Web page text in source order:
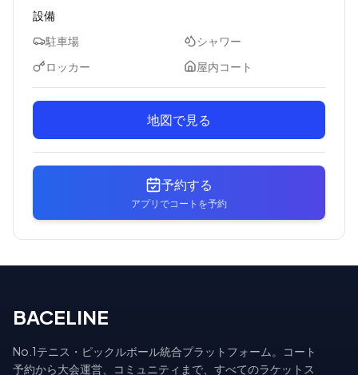
設備
駐車場
シャワー
ロッカー
屋内コート
地図で見る
予約する
アプリでコートを予約
BACELINE
No.1テニス・ピックルボール統合プラットフォーム。コート
予約から大会運営、コミュニティまで、すべてのラケットス